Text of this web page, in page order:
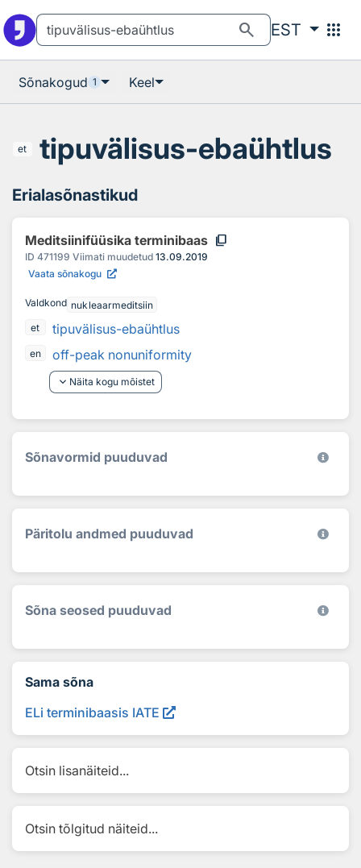
search EST apps
Sõnakogud 1 Keel
et tipuvälisus-ebaühtlus
Erialasõnastikud
Meditsiinifüüsika terminibaas content_copy
ID 471199 Viimati muudetud 13.09.2019
Vaata sõnakogu
Valdkond nukleaarmeditsiin
et
tipuvälisus-ebaühtlus
en
off-peak nonuniformity
keyboard_arrow_down Näita kogu mõistet
Sõnavormid puuduvad
Päritolu andmed puuduvad
Sõna seosed puuduvad
Sama sõna
ELi terminibaasis IATE
Otsin lisanäiteid...
Otsin tõlgitud näiteid...